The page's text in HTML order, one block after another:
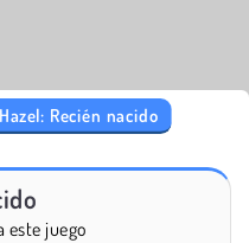
Recién nacido
este juego